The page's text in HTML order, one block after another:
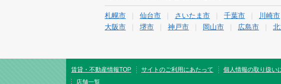
札幌市 仙台市 さいたま市 千葉市 川崎市
大阪市
堺市 神戸市 岡山市 広島市
賃貸・不動産情報TOP サイトのご利用にあたって 個人情報の取り扱い
店舗一覧